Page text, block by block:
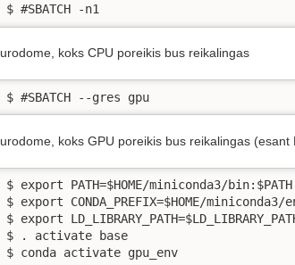
$ #SBATCH -n1
koks CPU poreikis bus reikalingas
$ #SBATCH --gres gpu
koks GPU poreikis bus reikalingas (esant
$ export PATH=$HOME/miniconda3/bin:$PATH
$ export CONDA_PREFIX=$HOME/miniconda3/
$ export
$ . activate base
$ conda activate gpu_env